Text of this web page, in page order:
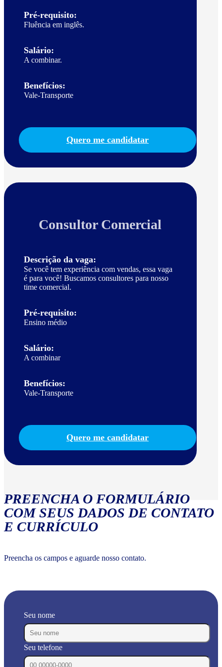
Pré-requisito:
Fluência em inglês.
Salário:
A combinar.
Benefícios:
Vale-Transporte
Quero me candidatar
Consultor Comercial
Descrição da vaga:
Se você tem experiência com vendas, essa vaga
é para você! Buscamos consultores para nosso
time comercial.
Pré-requisito:
Ensino médio
Salário:
A combinar
Benefícios:
Vale-Transporte
Quero me candidatar
PREENCHA O FORMULÁRIO
COM SEUS DADOS DE CONTATO
E CURRÍCULO
Preencha os campos e aguarde nosso contato.
Seu nome
Seu telefone